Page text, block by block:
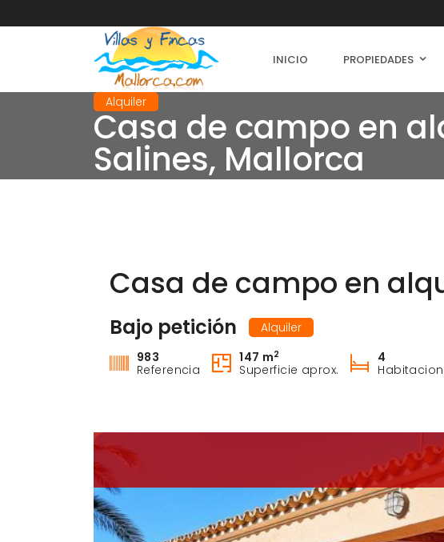
INICIO PROPIEDADES
Alquiler
Casa de campo en
Salines, Mallorca
Casa de campo en
Bajo petición
Alquiler
983
Referencia
147 m2
Superficie aprox.
4